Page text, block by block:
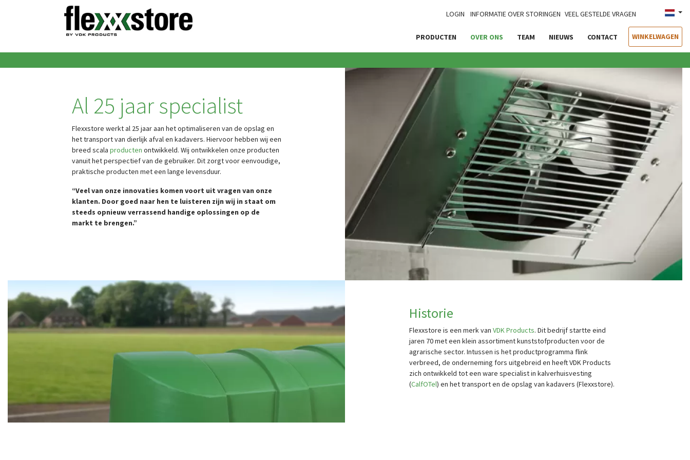
LOGIN INFORMATIE OVER STORINGEN VEEL GESTELDE VRAGEN
PRODUCTEN OVER ONS TEAM NIEUWS CONTACT WINKELWAGEN
Al 25 jaar specialist
Flexxstore werkt al 25 jaar aan het optimaliseren van de opslag en
het transport van dierlijk afval en kadavers. Hiervoor hebben wij een
breed scala producten ontwikkeld. Wij ontwikkelen onze producten
vanuit het perspectief van de gebruiker. Dit zorgt voor eenvoudige,
praktische producten met een lange levensduur.
“Veel van onze innovaties komen voort uit vragen van onze
klanten. Door goed naar hen te luisteren zijn wij in staat om
steeds opnieuw verrassend handige oplossingen op de
markt te brengen.”
Historie
Flexxstore is een merk van VDK Products. Dit bedrijf startte eind
jaren 70 met een klein assortiment kunststofproducten voor de
agrarische sector. Intussen is het productprogramma flink
verbreed, de onderneming fors uitgebreid en heeft VDK Products
zich ontwikkeld tot een ware specialist in kalverhuisvesting
(CalfOTel) en het transport en de opslag van kadavers (Flexxstore).